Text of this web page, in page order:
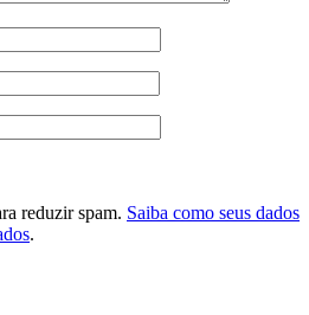
reduzir spam. Saiba como seus dados
.